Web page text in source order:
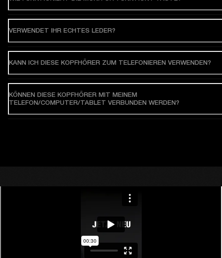
VERWENDET IHR ECHTES LEDER?
KANN ICH DIESE KOPFHÖRER ZUM TELEFONIEREN VERWENDEN?
KÖNNEN DIESE KOPFHÖRER MIT MEINEM
TELEFON/COMPUTER/TABLET VERBUNDEN WERDEN?